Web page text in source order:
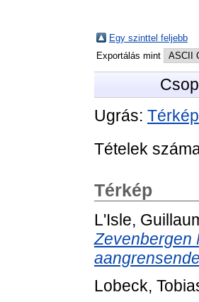
Egy szinttel feljebb
Exportálás mint
Ugrás: Térkép
Tételek
Térkép
L'Isle,
Zevenbergen
Lobeck,